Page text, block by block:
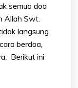
semua doa
Allah Swt.
langsung
berdoa,
Berikut ini